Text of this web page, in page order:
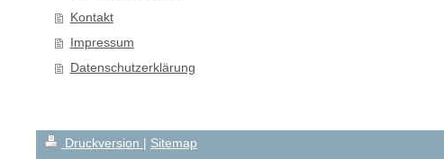
Kontakt
Impressum
Datenschutzerklärung
Druckversion | Sitemap